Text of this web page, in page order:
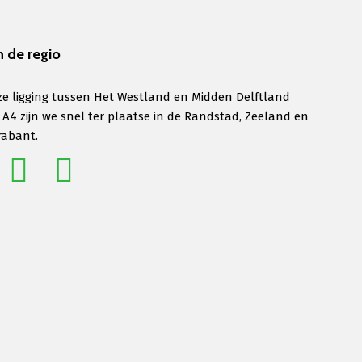
de regio
ligging tussen Het Westland en Midden Delftland
zijn we snel ter plaatse in de Randstad, Zeeland en